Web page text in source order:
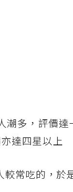
潮多，評價
達四星以上
常吃的，於